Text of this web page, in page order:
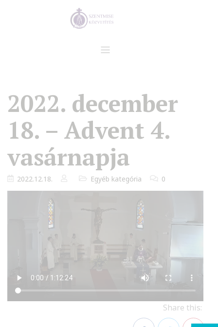
2022. december
18. – Advent 4.
vasárnapja
2022.12.18. Egyéb kategória 0
Share this: